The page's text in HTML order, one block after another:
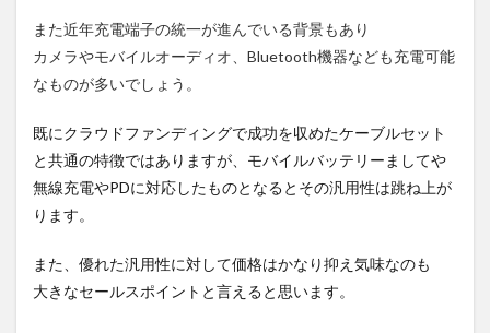
また近年充電端子の統一が進んでいる背景もあり
カメラやモバイルオーディオ、Bluetooth機器なども充電可能
なものが多いでしょう。
既にクラウドファンディングで成功を収めたケーブルセット
と共通の特徴ではありますが、モバイルバッテリーましてや
無線充電やPDに対応したものとなるとその汎用性は跳ね上が
ります。
また、優れた汎用性に対して価格はかなり抑え気味なのも
大きなセールスポイントと言えると思います。